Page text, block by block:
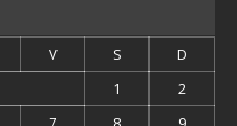
V S
D
1
2